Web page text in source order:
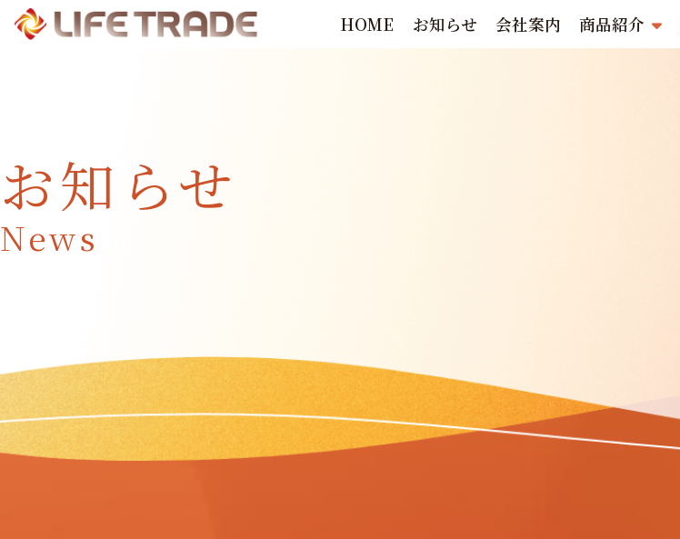
HOME お知らせ 会社案内 商品紹介
お知らせ
News